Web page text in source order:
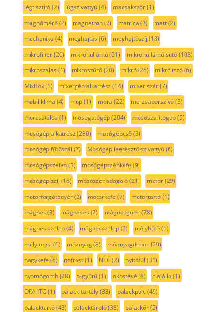
légtisztító(2) lúgszivattyú(4) macsakszőr(1)
maghőmérő(2) magnetron(2) matrica (3) matt(2)
mechanika (4) meghajtás (6) meghajtószíj (18)
mikrofilter(20) mikrohullámú(61) mikrohullámú sütő(108)
mikroszálas (1) mikroszűrő(20) mikró(26) mikró izzó(6)
MixBox(1) mixergép alkatrész (14) mixer szár(7)
mobil klíma (4) mop(1) mora (22) morzsaporszívó(3)
morzsatálca (1) mosogatógép(204) mososzaritogep(5)
mosógép alkatrész (280) mosógépcső(3)
mosógép fűtőszál (7) Mosógép leeresztő szivattyú(6)
mosógépszelep(3) mosógépszénkefe (9)
mosógép szíj (18) mosószer adagoló(21) motor(29)
motorforgótányér(2) motorkefe (7) motortartó(1)
mágnes (3) mágneses (2) mágnesgumi (78)
mágnes szelep(4) mágnesszelep(2) mélyhűtő(1)
mély tepsi (6) műanyag(8) műanyagdoboz (29)
nagykefe (5) nofrost(1) NTC (2) nyitófül (31)
nyomógomb(28) o-gyűrű(1) okostévé (8) olajálló(1)
ORA ITO(1) palack-tartály(33) palackpolc(49)
palacktartó(43) palacktároló(38) palackőr(5)